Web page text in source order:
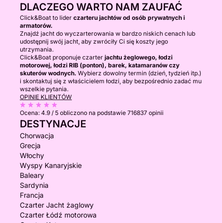
DLACZEGO WARTO NAM ZAUFAĆ
Click&Boat to lider czarteru jachtów od osób prywatnych i
armatorów.
Znajdź jacht do wyczarterowania w bardzo niskich cenach lub
udostępnij swój jacht, aby zwróciły Ci się koszty jego
utrzymania.
Click&Boat proponuje czarter jachtu żeglowego, łodzi
motorowej, łodzi RIB (ponton), barek, katamaranów czy
skuterów wodnych. Wybierz dowolny termin (dzień, tydzień itp.)
i skontaktuj się z właścicielem łodzi, aby bezpośrednio zadać mu
wszelkie pytania.
OPINIE KLIENTÓW
Ocena: 4.9 / 5 obliczono na podstawie 716837 opinii
DESTYNACJE
Chorwacja
Grecja
Włochy
Wyspy Kanaryjskie
Baleary
Sardynia
Francja
Czarter Jacht żaglowy
Czarter Łódź motorowa